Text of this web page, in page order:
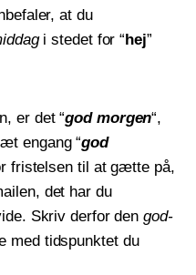
at du
i stedet for “hej”
er det “god morgen“,
engang “god
fristelsen til at gætte på,
det har du
Skriv derfor dengod-
med tidspunktet du